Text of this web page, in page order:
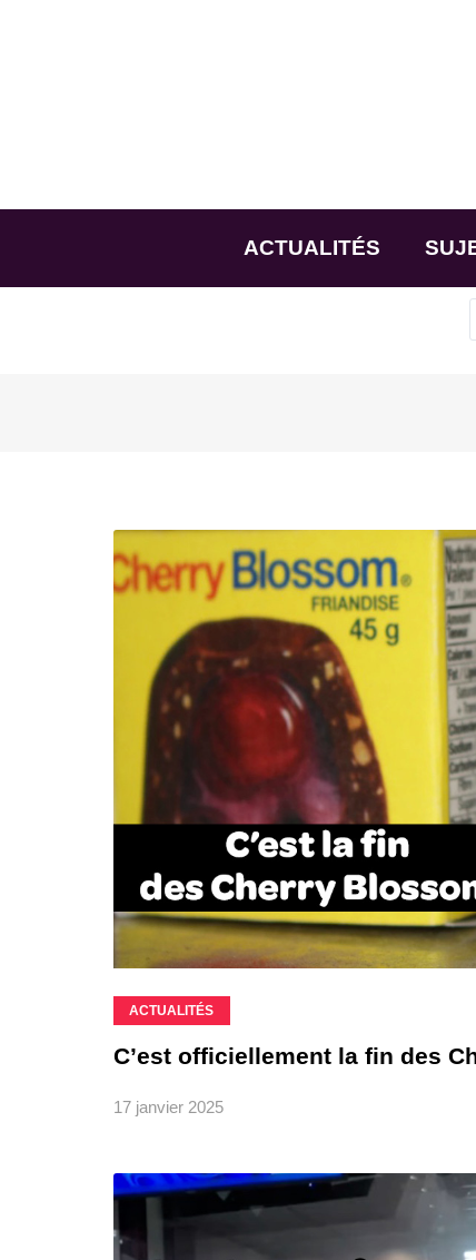
ACTUALITÉS
ACTUALITÉS
C’est officiellement la fin des
17 janvier 2025